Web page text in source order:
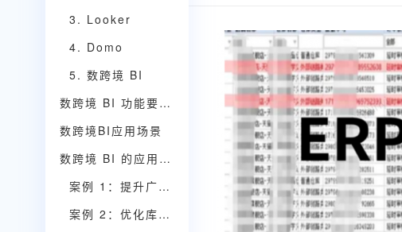
3. Looker
4. Domo
5. 数跨境 BI
数跨境 BI 功能要点介绍
数跨境BI应用场景
数跨境 BI 的应用案例
案例 1：提升广告投放效果
案例 2：优化库存管理